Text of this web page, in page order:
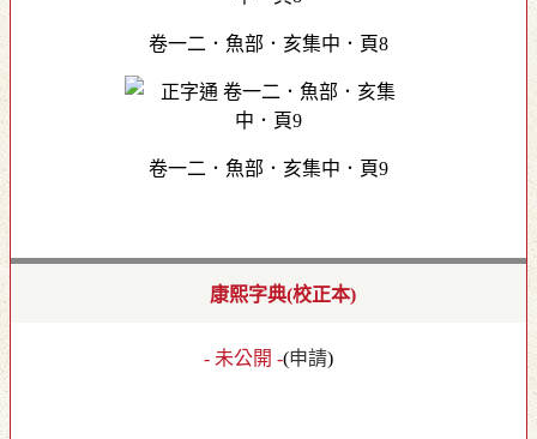
卷一二．魚部．亥集中．頁8
卷一二．魚部．亥集中．頁9
康熙字典(校正本)
- 未公開 -(申請)